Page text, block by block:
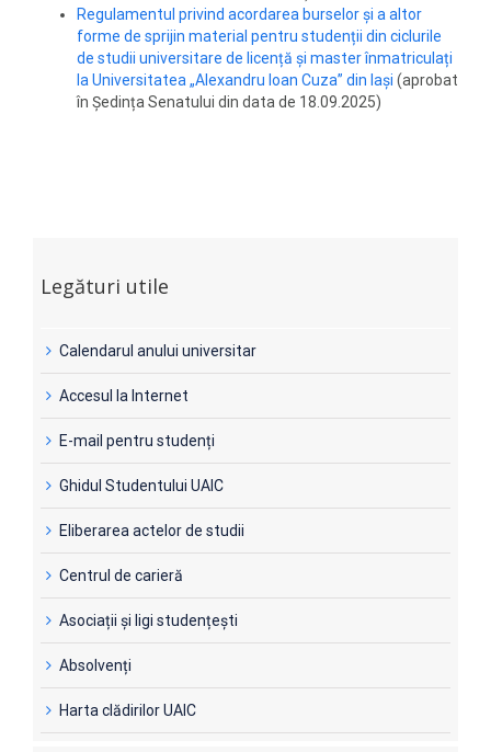
Regulamentul privind acordarea burselor și a altor
forme de sprijin material pentru studenții din ciclurile
de studii universitare de licență și master înmatriculați
la Universitatea „Alexandru Ioan Cuza” din Iași (aprobat
în Ședința Senatului din data de 18.09.2025)
Legături utile
Calendarul anului universitar
Accesul la Internet
E-mail pentru studenți
Ghidul Studentului UAIC
Eliberarea actelor de studii
Centrul de carieră
Asociații și ligi studențești
Absolvenți
Harta clădirilor UAIC